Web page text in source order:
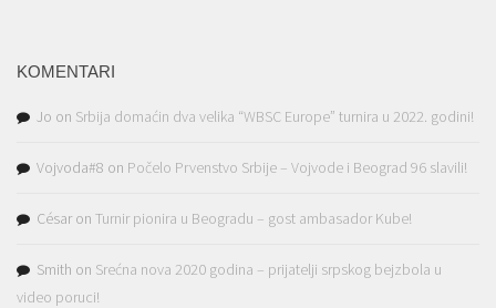
KOMENTARI
Jo on Srbija domaćin dva velika “WBSC Europe” turnira u 2022. godini!
Vojvoda#8 on Počelo Prvenstvo Srbije – Vojvode i Beograd 96 slavili!
César on Turnir pionira u Beogradu – gost ambasador Kube!
Smith on Srećna nova 2020 godina – prijatelji srpskog bejzbola u
video poruci!